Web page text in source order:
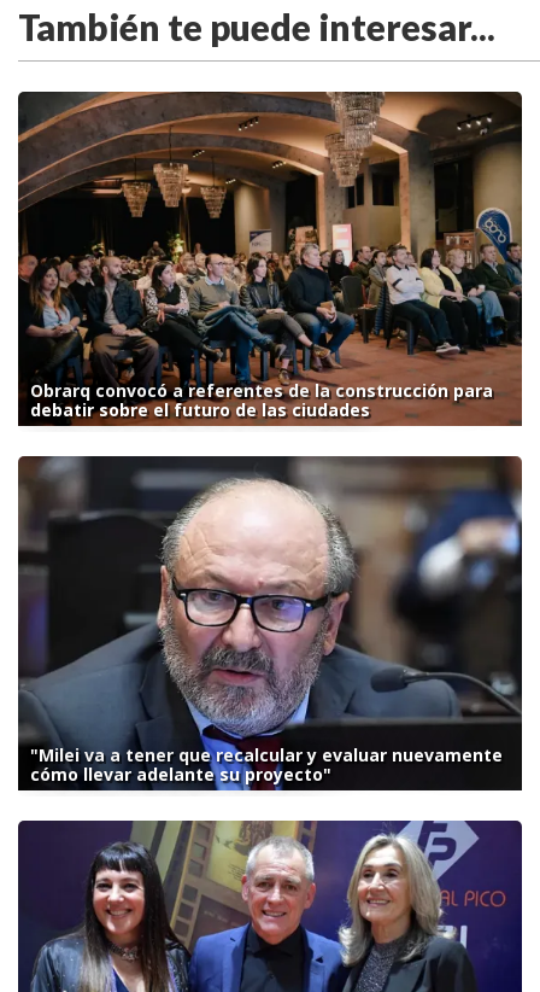
También te puede interesar...
Obrarq convocó a referentes de la construcción para
debatir sobre el futuro de las ciudades
"Milei va a tener que recalcular y evaluar nuevamente
cómo llevar adelante su proyecto"